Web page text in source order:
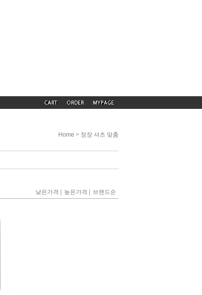
Home > 정장 셔츠 맞춤
낮은가격 | 높은가격 | 브랜드순